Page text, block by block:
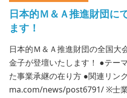
日本的Ｍ＆Ａ推進財団に
ます！
日本的Ｍ＆Ａ推進財団の全国大
金子が登壇いたします！ ●テー
た事業承継の在り方 ●関連リ
ma.com/news/post6791/ ※士